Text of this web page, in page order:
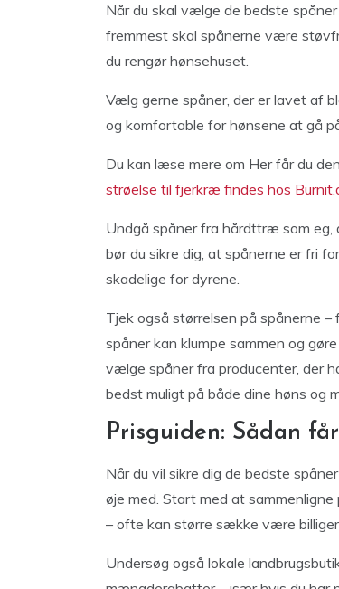
Når du skal vælge de bedste
fremmest skal spånerne være
du rengør hønsehuset.
Vælg gerne spåner, der er lavet af
og komfortable for hønsene at gå
Du kan læse mere om Her får du
strøelse til fjerkræ findes hos
Undgå spåner fra hårdttræ som eg,
bør du sikre dig, at spånerne er fri
skadelige for dyrene.
Tjek også størrelsen på spånerne
spåner kan klumpe sammen og
vælge spåner fra producenter, der
bedst muligt på både dine høns og
Prisguiden: Sådan
Når du vil sikre dig de bedste
øje med. Start med at
– ofte kan større sække være
Undersøg også lokale